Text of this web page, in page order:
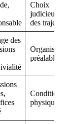
Choix
judicieux
des trajets
des
Organisation
préalable
Condition
physique